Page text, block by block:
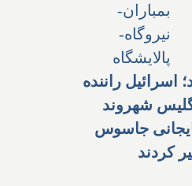
راننده
شهروند
جاسوس
کردند